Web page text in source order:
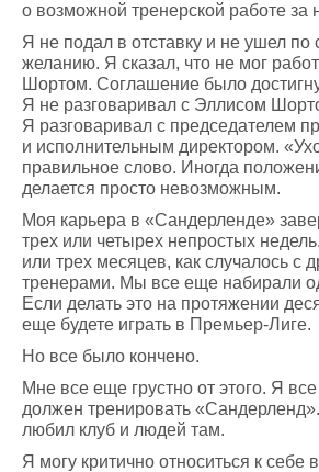
о возможной тренерской работе за
Я не подал в отставку и не ушел по
желанию. Я сказал, что не мог
Шортом. Соглашение было
Я не разговаривал с Эллисом
Я разговаривал с председателем
и исполнительным директором.
правильное слово. Иногда
делается просто невозможным.
Моя карьера в «Сандерленде»
трех или четырех непростых
или трех месяцев, как случалось с
тренерами. Мы все еще набирали
Если делать это на протяжении
еще будете играть в Премьер-Лиге.
Но все было кончено.
Мне все еще грустно от этого. Я
должен тренировать
любил клуб и людей там.
Я могу критично относиться к себе